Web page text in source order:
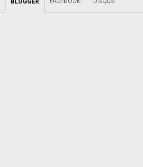
BLOGGER